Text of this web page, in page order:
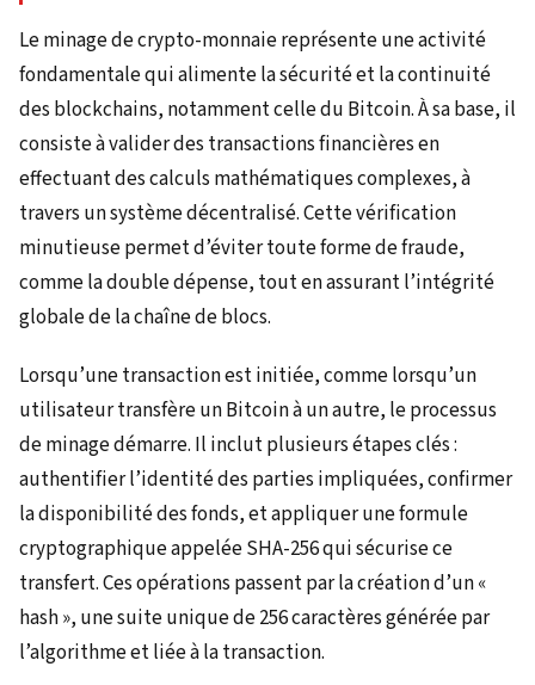
Le minage de crypto-monnaie représente une activité
fondamentale qui alimente la sécurité et la continuité
des blockchains, notamment celle du Bitcoin. À sa base, il
consiste à valider des transactions financières en
effectuant des calculs mathématiques complexes, à
travers un système décentralisé. Cette vérification
minutieuse permet d’éviter toute forme de fraude,
comme la double dépense, tout en assurant l’intégrité
globale de la chaîne de blocs.
Lorsqu’une transaction est initiée, comme lorsqu’un
utilisateur transfère un Bitcoin à un autre, le processus
de minage démarre. Il inclut plusieurs étapes clés :
authentifier l’identité des parties impliquées, confirmer
la disponibilité des fonds, et appliquer une formule
cryptographique appelée SHA-256 qui sécurise ce
transfert. Ces opérations passent par la création d’un «
hash », une suite unique de 256 caractères générée par
l’algorithme et liée à la transaction.